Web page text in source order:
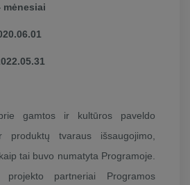
mėnesiai
gamtos ir kultūros paveldo
tvaraus išsaugojimo,
tai buvo numatyta Programoje.
partneriai Programos